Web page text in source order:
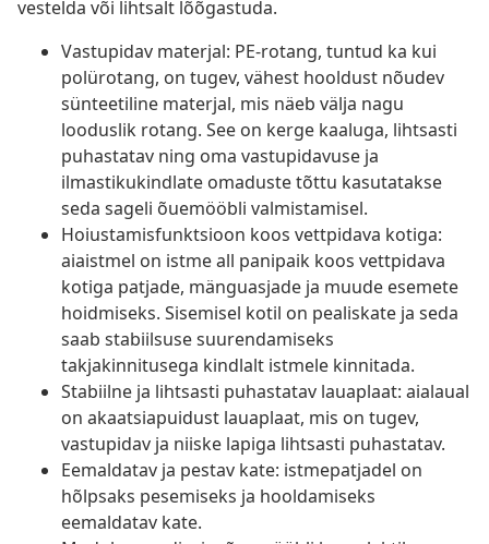
vestelda või lihtsalt lõõgastuda.
Vastupidav materjal: PE-rotang, tuntud ka kui
polürotang, on tugev, vähest hooldust nõudev
sünteetiline materjal, mis näeb välja nagu
looduslik rotang. See on kerge kaaluga, lihtsasti
puhastatav ning oma vastupidavuse ja
ilmastikukindlate omaduste tõttu kasutatakse
seda sageli õuemööbli valmistamisel.
Hoiustamisfunktsioon koos vettpidava kotiga:
aiaistmel on istme all panipaik koos vettpidava
kotiga patjade, mänguasjade ja muude esemete
hoidmiseks. Sisemisel kotil on pealiskate ja seda
saab stabiilsuse suurendamiseks
takjakinnitusega kindlalt istmele kinnitada.
Stabiilne ja lihtsasti puhastatav lauaplaat: aialaual
on akaatsiapuidust lauaplaat, mis on tugev,
vastupidav ja niiske lapiga lihtsasti puhastatav.
Eemaldatav ja pestav kate: istmepatjadel on
hõlpsaks pesemiseks ja hooldamiseks
eemaldatav kate.